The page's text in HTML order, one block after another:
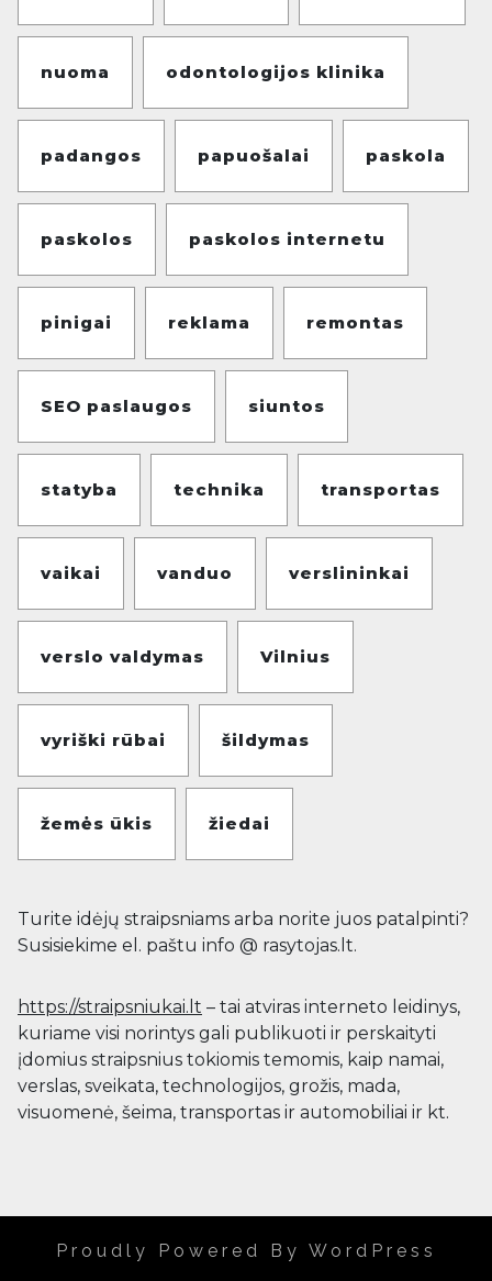
nuoma odontologijos klinika
padangos papuošalai paskola
paskolos paskolos internetu
pinigai reklama remontas
SEO paslaugos siuntos
statyba technika transportas
vaikai vanduo verslininkai
verslo valdymas Vilnius
vyriški rūbai šildymas
žemės ūkis žiedai
Turite idėjų straipsniams arba norite juos patalpinti?
Susisiekime el. paštu info @ rasytojas.lt.
https://straipsniukai.lt – tai atviras interneto leidinys,
kuriame visi norintys gali publikuoti ir perskaityti
įdomius straipsnius tokiomis temomis, kaip namai,
verslas, sveikata, technologijos, grožis, mada,
visuomenė, šeima, transportas ir automobiliai ir kt.
Proudly Powered By WordPress